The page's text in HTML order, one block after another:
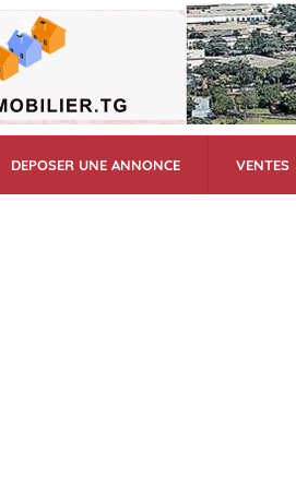
DEPOSER UNE ANNONCE VENTES